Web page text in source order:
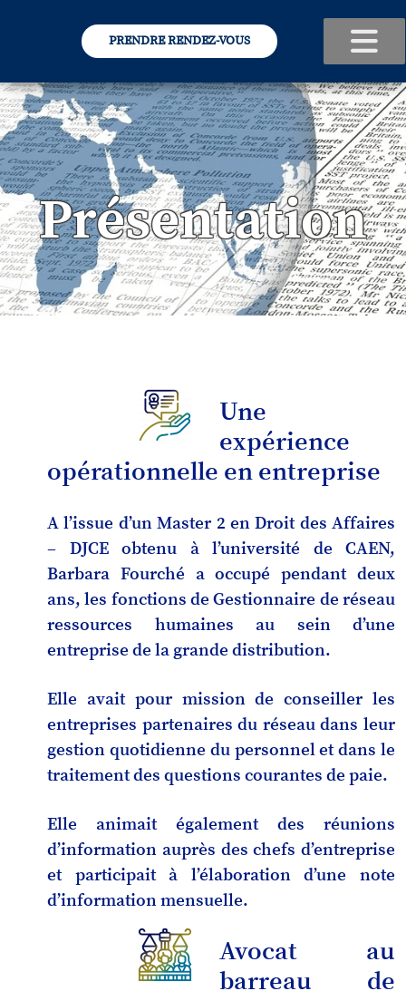
PRENDRE RENDEZ-VOUS
Présentation
Une
expérience
opérationnelle en entreprise
A l’issue d’un Master 2 en Droit des Affaires
– DJCE obtenu à l’université de CAEN,
Barbara Fourché a occupé pendant deux
ans, les fonctions de Gestionnaire de réseau
ressources humaines au sein d’une
entreprise de la grande distribution.
Elle avait pour mission de conseiller les
entreprises partenaires du réseau dans leur
gestion quotidienne du personnel et dans le
traitement des questions courantes de paie.
Elle animait également des réunions
d’information auprès des chefs d’entreprise
et participait à l’élaboration d’une note
d’information mensuelle.
Avocat au
barreau de